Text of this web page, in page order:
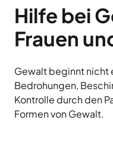
Hilfe bei
Frauen
Gewalt beginnt nicht
Bedrohungen,
Kontrolle durch den
Formen von Gewalt.
AWIGO
Abfallwirtschaft
Landkreis
Osnabrück
Landkreis
Osnabrück
eG
Deula
Freren
–
alle
14
Tage
neu
Jetzt
Zutritt
nur
mit
aus
auf
der
Karte
aus
der
Liste
eine